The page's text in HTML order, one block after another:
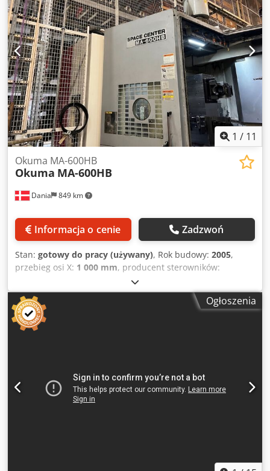
630 mm Szybka, automatyczna zmiana narzędzi Magazyn
na 100 narzędzi Pozioma obróbka frezarska i wiercenie
Obróbka wielostronna w połączeniu ze stołem obrotowym
jako 4. oś Skale pomiarowe w każdej osi Laserowe pomiary
narzędzi, sondy pomiarowe do detalu RENISHAW IKZ 40
bar Osłona chroniąca przed rozpryskami Spłukiwanie pod
wysokim ciśnieniem Dksdpfozqy I Hsx Aafer Oświetlenie
obszaru roboczego 3826
1 / 11
Dania 849 km
Okuma MA-600HB
Okuma MA-600HB
Informacja o cenie Zadzwoń
Stan: gotowy do pracy (używany), Rok budowy: 2005,
przebieg osi X: 1 000 mm, producent sterowników:
OSP E-100M
wrzeciona (maks.):12 000 obr./min, liczba miejsc w
magazynku narzędziowym:
, To 4-osiowe
poziome centrum obróbcze Okuma MA-600HB zostało
wyprodukowane w 2005 roku. Idealnie nadaje się do
montażu przenośnika Fastems i Concept2000. Zachęcamy
do rozważenia możliwości zakupu tego poziomego centrum
obróbczego Okuma MA-600HB. Prosimy o kontakt w celu
Ogłoszenia